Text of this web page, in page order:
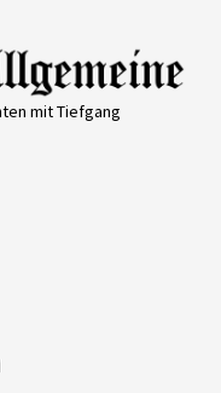
mit Tiefgang